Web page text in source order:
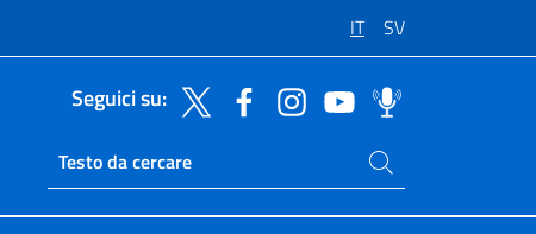
IT SV
Seguici su:
Ricerca sito live
Cerca nel sito